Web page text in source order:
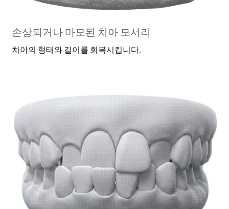
손상되거나 마모된 치아 모서리
치아의 형태와 길이를 회복시킵니다.